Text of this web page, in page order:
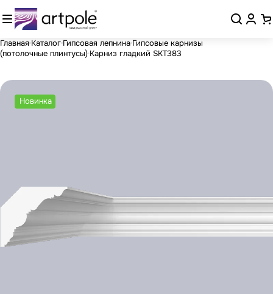
Главная Каталог Гипсовая лепнина Гипсовые карнизы
(потолочные плинтусы) Карниз гладкий SKT383
Новинка